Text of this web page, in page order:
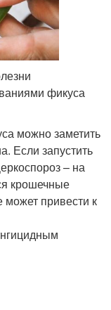
фикуса
можно заметить
Если запустить
– на
крошечные
может привести к